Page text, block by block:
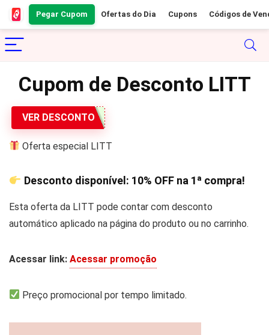
Pegar Cupom Ofertas do Dia Cupons Códigos de
Cupom de Desconto LITT
VER DESCONTO
Oferta especial LITT
Desconto disponível: 10% OFFna 1ª compra!
Esta oferta da LITT pode contar com desconto
automático aplicado na página do produto ou no carrinho.
Acessar link: Acessar promoção
Preço promocional por tempo limitado.